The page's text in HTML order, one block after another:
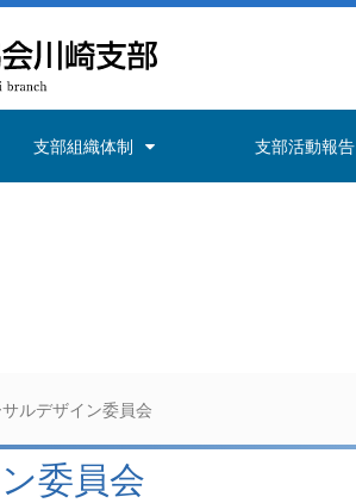
支部組織体制 支部活動報告
ルデザイン委員会
委員会